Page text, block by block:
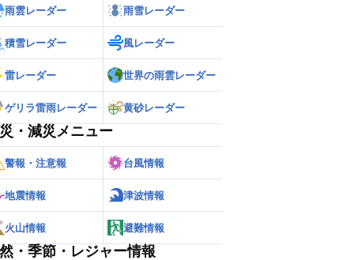
雨雲レーダー 雨雪レーダー
積雪レーダー 風レーダー
雷レーダー 世界の雨雲レーダー
ゲリラ雷雨レーダー 黄砂レーダー
・減災メニュー
警報・注意報 台風情報
地震情報 津波情報
火山情報 避難情報
・季節・レジャー情報